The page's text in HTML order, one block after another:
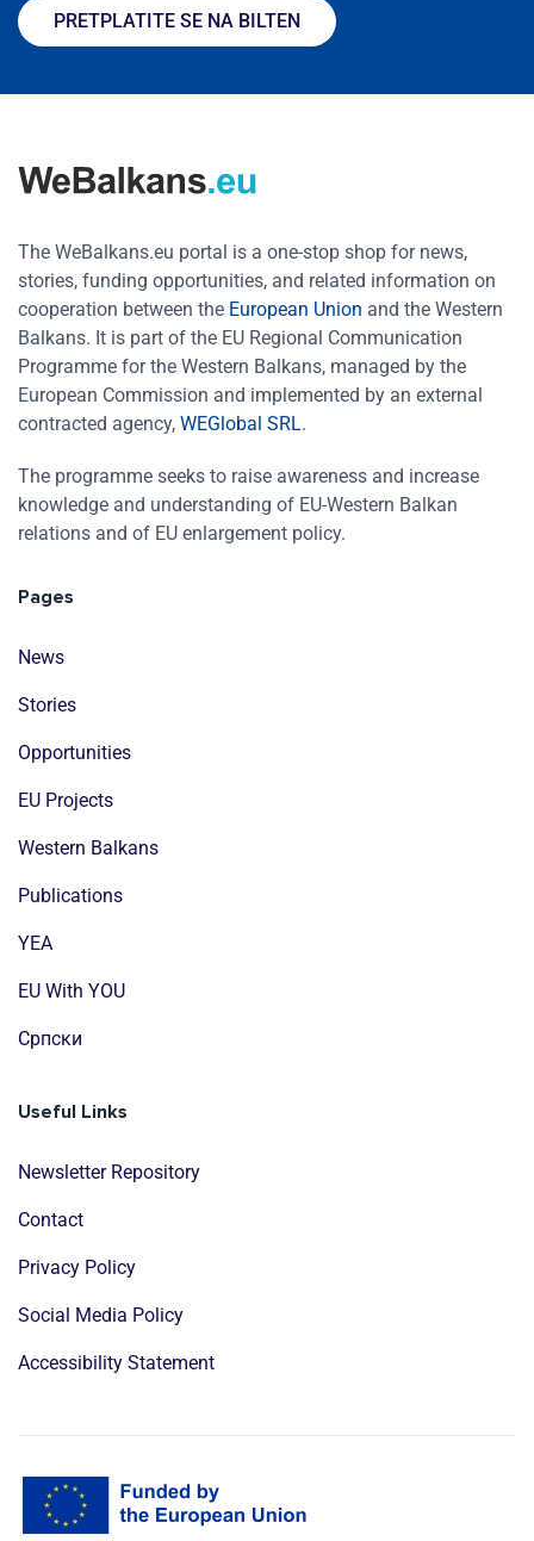
PRETPLATITE SE NA BILTEN
The WeBalkans.eu portal is a one-stop shop for news,
stories, funding opportunities, and related information on
cooperation between the European Union and the Western
Balkans. It is part of the EU Regional Communication
Programme for the Western Balkans, managed by the
European Commission and implemented by an external
contracted agency, WEGlobal SRL.
The programme seeks to raise awareness and increase
knowledge and understanding of EU-Western Balkan
relations and of EU enlargement policy.
Pages
News
Stories
Opportunities
EU Projects
Western Balkans
Publications
YEA
EU With YOU
Cрпски
Useful Links
Newsletter Repository
Contact
Privacy Policy
Social Media Policy
Accessibility Statement